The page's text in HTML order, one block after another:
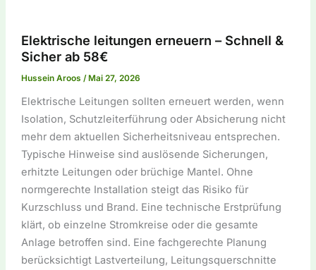
Elektrische leitungen erneuern – Schnell &
Sicher ab 58€
Hussein Aroos /Mai 27, 2026
Elektrische Leitungen sollten erneuert werden, wenn
Isolation, Schutzleiterführung oder Absicherung nicht
mehr dem aktuellen Sicherheitsniveau entsprechen.
Typische Hinweise sind auslösende Sicherungen,
erhitzte Leitungen oder brüchige Mantel. Ohne
normgerechte Installation steigt das Risiko für
Kurzschluss und Brand. Eine technische Erstprüfung
klärt, ob einzelne Stromkreise oder die gesamte
Anlage betroffen sind. Eine fachgerechte Planung
berücksichtigt Lastverteilung, Leitungsquerschnitte